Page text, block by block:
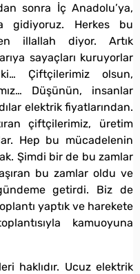
sonra İç Anadolu’ya,
gidiyoruz. Herkes bu
illallah diyor. Artık
sayaçları kuruyorlar
Çiftçilerimiz olsun,
Düşünün, insanlar
elektrik fiyatlarından.
çiftçilerimiz, üretim
Hep bu mücadelenin
Şimdi bir de bu zamlar
bu zamlar oldu ve
getirdi. Biz de
yaptık ve harekete
kamuoyuna
haklıdır. Ucuz elektrik